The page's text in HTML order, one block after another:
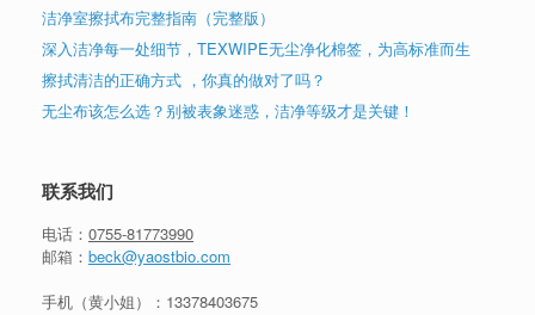
洁净室擦拭布完整指南（完整版）
深入洁净每一处细节，TEXWIPE无尘净化棉签，为高标准而生
擦拭清洁的正确方式 ，你真的做对了吗？
无尘布该怎么选？别被表象迷惑，洁净等级才是关键！
联系我们
电话： 0755-81773990
邮箱： beck@yaostbio.com
手机（黄小姐）： 13378403675